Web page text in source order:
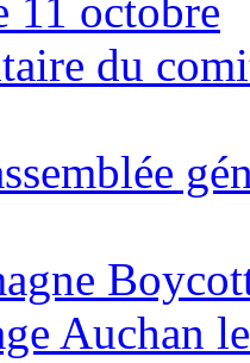
11 octobre
du
Auchan